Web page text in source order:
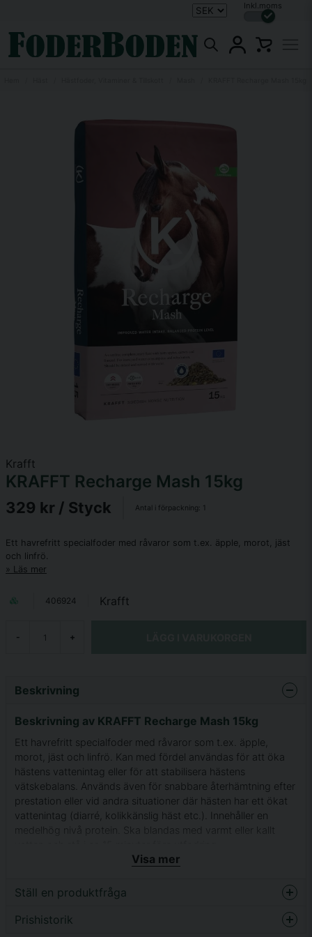
Inkl.moms
Krafft
KRAFFT Recharge Mash 15kg
329 kr / Styck Antal i förpackning: 1
Ett havrefritt specialfoder med råvaror som t.ex. äpple, morot, jäst
och linfrö.
Läs mer
406924 Krafft
- +
Beskrivning
Beskrivning av KRAFFT Recharge Mash 15kg
Ett havrefritt specialfoder med råvaror som t.ex. äpple,
morot, jäst och linfrö. Kan med fördel användas för att öka
hästens vattenintag eller för att stabilisera hästens
vätskebalans. Används även för snabbare återhämtning efter
prestation eller vid andra situationer där hästen har ett ökat
vattenintag (diarré, kolikkänslig häst etc.). Innehåller en
medelhög nivå protein. Ska blandas med varmt eller kallt
innan utfodring
Plastsäck 15kg
Visa mer
Ställ en produktfråga
question
Prishistorik